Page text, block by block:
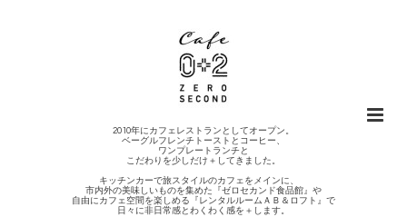
2010年にカフェレストランとしてオープン。
ベーグルフレンチトーストとコーヒー、
ワンプレートランチと
こだわりを少しだけ＋してきました。
キッチンカーで旅スタイルのカフェをメインに、
市内外の美味しいものを集めた『ゼロセカンド食品館』や
自由にカフェ空間を楽しめる『レンタルルームＡＢ＆ロフト』で
日々に非日常感とわくわく感を＋します。